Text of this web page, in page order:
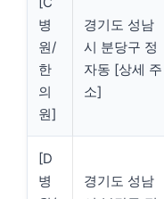
병
원/
한
의
원]
경기도 성남
시 분당구 정
자동 [상세 주
소]
[D
병
경기도 성남